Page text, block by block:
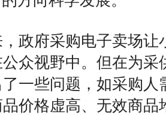
政府采购电子卖场让
众视野中。但在为采
一些问题，如采购人
价格虚高、无效商品